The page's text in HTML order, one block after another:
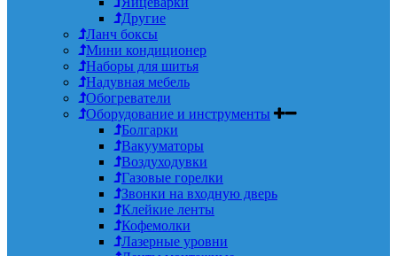
Другие
Ланч боксы
Мини кондиционер
Наборы для шитья
Надувная мебель
Обогреватели
Оборудование и инструменты
Болгарки
Вакууматоры
Воздуходувки
Газовые горелки
Звонки на входную дверь
Клейкие ленты
Кофемолки
Лазерные уровни